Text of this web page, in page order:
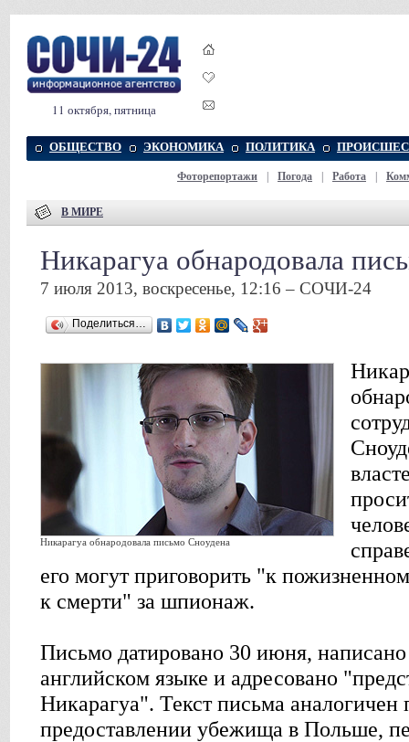
11 октября, пятница
ОБЩЕСТВО ЭКОНОМИКА ПОЛИТИКА
Фоторепортажи Погода Работа
В МИРЕ
Никарагуа обнародовала
7 июля 2013, воскресенье, 12:16 – СОЧИ-24
Поделиться…
Никарагуа обнародовала письмо Сноудена
его могут приговорить "к
к смерти" за шпионаж.
Письмо датировано 30 июня,
английском языке и адресовано
Никарагуа". Текст письма
предоставлении убежища в Польше,